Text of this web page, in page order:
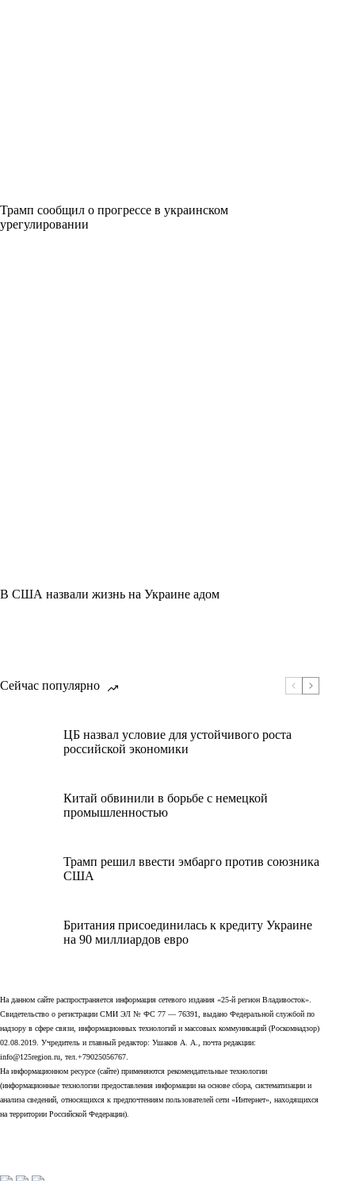
Трамп сообщил о прогрессе в украинском
урегулировании
В США назвали жизнь на Украине адом
Сейчас популярно
ЦБ назвал условие для устойчивого роста
российской экономики
Китай обвинили в борьбе с немецкой
промышленностью
Трамп решил ввести эмбарго против союзника
США
Британия присоединилась к кредиту Украине
на 90 миллиардов евро
На данном сайте распространяется информация сетевого издания «25-й регион Владивосток».
Свидетельство о регистрации СМИ ЭЛ № ФС 77 — 76391, выдано Федеральной службой по
надзору в сфере связи, информационных технологий и массовых коммуникаций (Роскомнадзор)
02.08.2019. Учредитель и главный редактор: Ушаков А. А., почта редакции:
info@125region.ru, тел.+79025056767.
На информационном ресурсе (сайте) применяются рекомендательные технологии
(информационные технологии предоставления информации на основе сбора, систематизации и
анализа сведений, относящихся к предпочтениям пользователей сети «Интернет», находящихся
на территории Российской Федерации).